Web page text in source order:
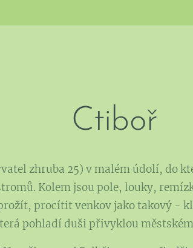
Ctiboř
zhruba 25) v malém údolí, do
Kolem jsou pole, louky,
procítit venkov jako takový -
pohladí duši přivyklou